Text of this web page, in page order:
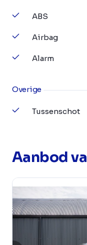
ABS
Airbag
Alarm
Overige
Tussenschot
Aanbod